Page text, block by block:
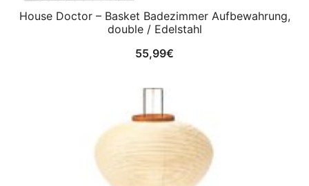
House Doctor – Basket Badezimmer Aufbewahrung,
double / Edelstahl
55,99€